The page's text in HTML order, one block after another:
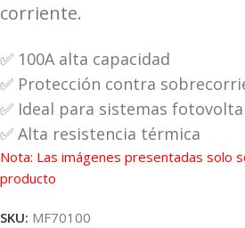
corriente.
✅ 100A alta capacidad
✅ Protección contra
✅ Ideal para sistemas
✅ Alta resistencia térmica
Nota: Las imágenes presentadas solo
producto
SKU: MF70100